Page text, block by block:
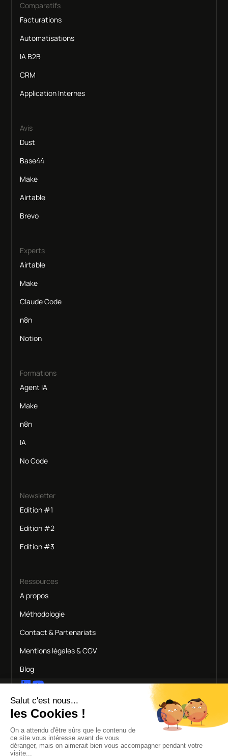
Comparatifs
Facturations
Automatisations
IA B2B
CRM
Application Internes
Avis
Dust
Base44
Make
Airtable
Brevo
Experts
Airtable
Make
Claude Code
n8n
Notion
Formations
Agent IA
Make
n8n
IA
No Code
Newsletter
Edition #1
Edition #2
Edition #3
Ressources
A propos
Méthodologie
Contact & Partenariats
Mentions légales & CGV
Blog
© 2026 Impli